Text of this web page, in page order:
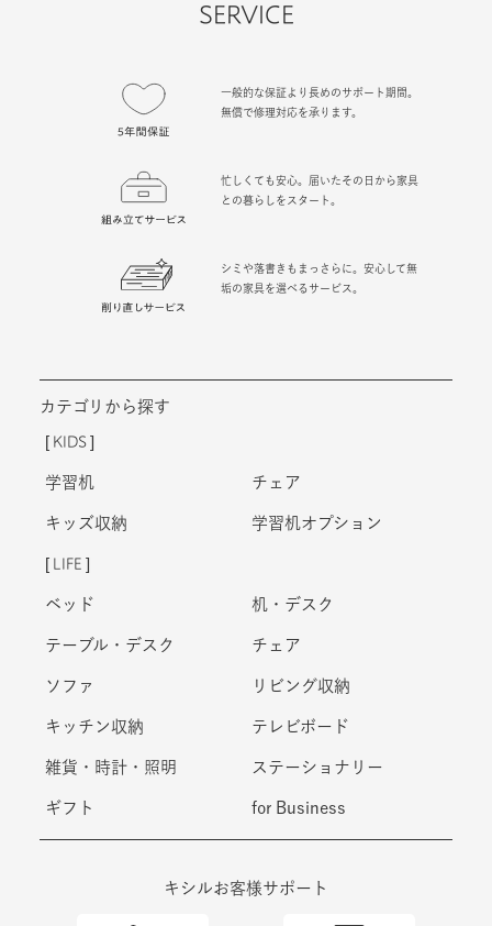
SERVICE
一般的な保証より長めのサポート期間。
無償で修理対応を承ります。
忙しくても安心。届いたその日から家具
との暮らしをスタート。
シミや落書きもまっさらに。安心して無
垢の家具を選べるサービス。
カテゴリから探す
KIDS
学習机 チェア
キッズ収納 学習机オプション
LIFE
ベッド 机・デスク
テーブル・デスク チェア
ソファ リビング収納
キッチン収納 テレビボード
雑貨・時計・照明 ステーショナリー
ギフト for Business
キシルお客様サポート